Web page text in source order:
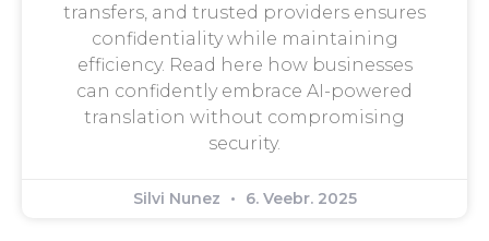
transfers, and trusted providers ensures
confidentiality while maintaining
efficiency. Read here how businesses
can confidently embrace AI-powered
translation without compromising
security.
Silvi Nunez 6. Veebr. 2025